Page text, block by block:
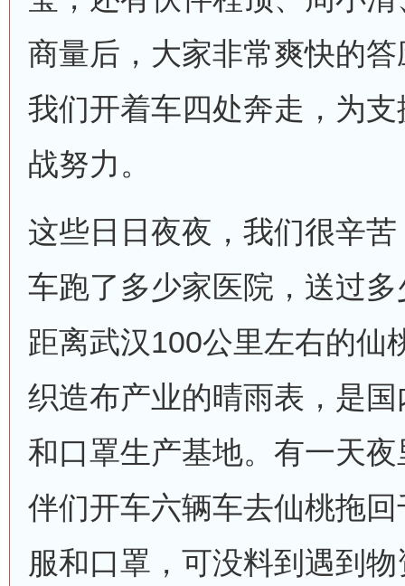
商量后，大家非常爽快的
我们开着车四处奔走，为
战努力。
这些日日夜夜，我们很辛
车跑了多少家医院，送过
距离武汉100公里左右的仙
织造布产业的晴雨表，是
和口罩生产基地。有一天
伴们开车六辆车去仙桃拖
服和口罩，可没料到遇到